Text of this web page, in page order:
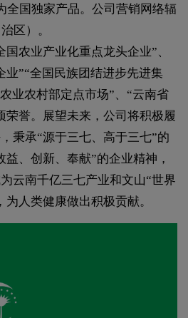
全国独家产品。公司营销网络辐
区）。
农业产业化重点龙头企业”、
业”“全国民族团结进步先进集
业农村部定点市场”、“云南省
荣誉。展望未来，公司将积极履
秉承“源于三七、高于三七”的
、创新、奉献”的企业精神，
云南千亿三七产业和文山“世界
人类健康做出积极贡献。